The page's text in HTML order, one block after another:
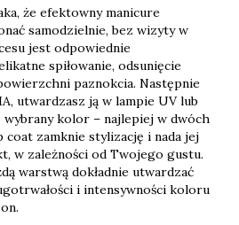
że efektowny manicure
samodzielnie, bez wizyty w
jest odpowiednie
spiłowanie, odsunięcie
paznokcia. Następnie
utwardzasz ją w lampie UV lub
kolor – najlepiej w dwóch
zamknie stylizację i nada jej
w zależności od Twojego gustu.
warstwą dokładnie utwardzać
i intensywności koloru